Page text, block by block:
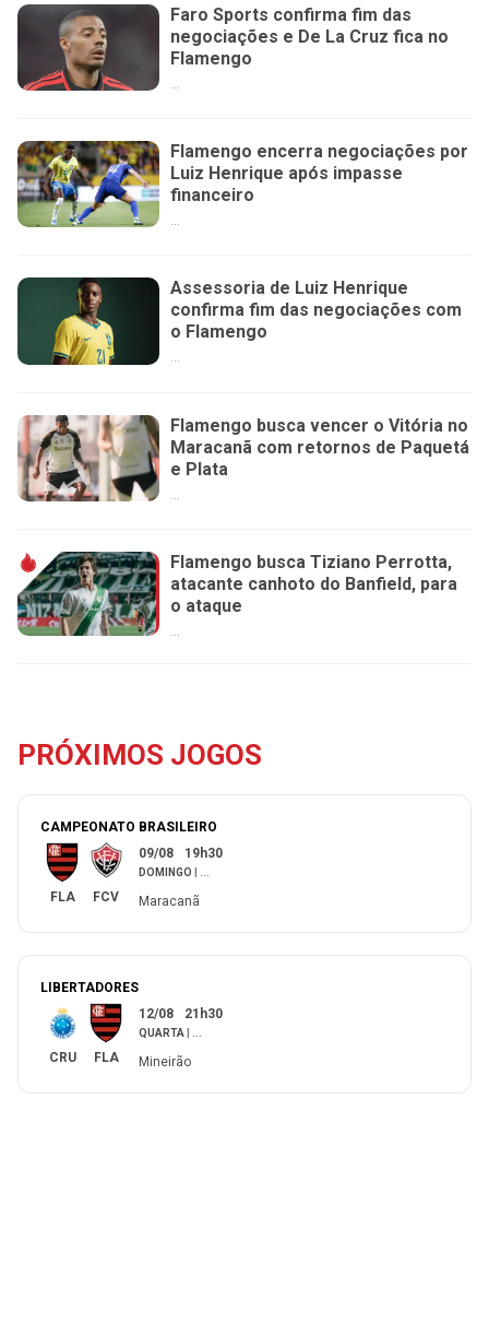
Faro Sports confirma fim das
negociações e De La Cruz fica no
Flamengo
...
Flamengo encerra negociações por
Luiz Henrique após impasse
financeiro
...
Assessoria de Luiz Henrique
confirma fim das negociações com
o Flamengo
...
Flamengo busca vencer o Vitória no
Maracanã com retornos de Paquetá
e Plata
Flamengo busca Tiziano Perrotta,
atacante canhoto do Banfield, para
o ataque
...
PRÓXIMOS JOGOS
CAMPEONATO BRASILEIRO
FLA FCV
09/08 19h30
DOMINGO ...
Maracanã
LIBERTADORES
CRU FLA
12/08 21h30
QUARTA ...
Mineirão